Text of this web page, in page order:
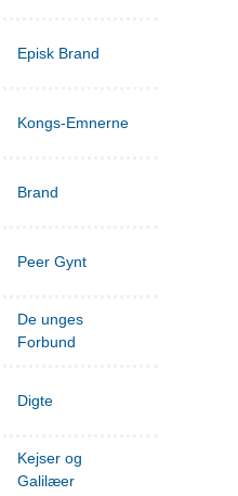
Episk Brand
Kongs-Emnerne
Brand
Peer Gynt
De unges
Forbund
Digte
Kejser og
Galilæer